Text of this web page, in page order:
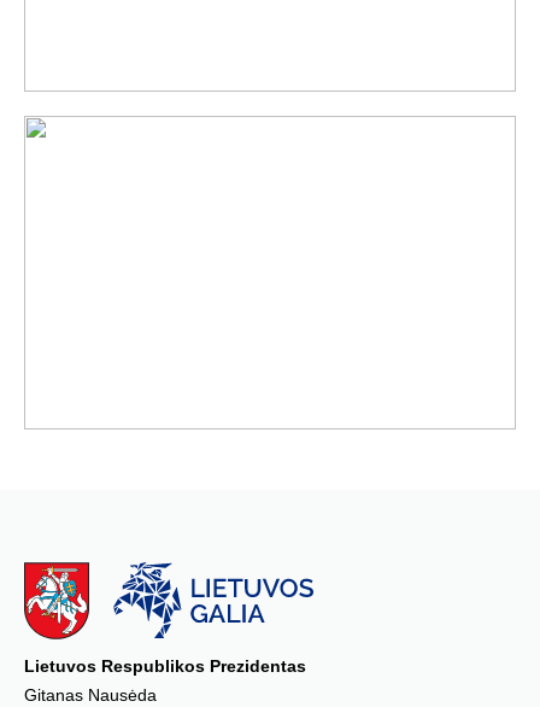
Lietuvos Respublikos Prezidentas
Gitanas Nausėda